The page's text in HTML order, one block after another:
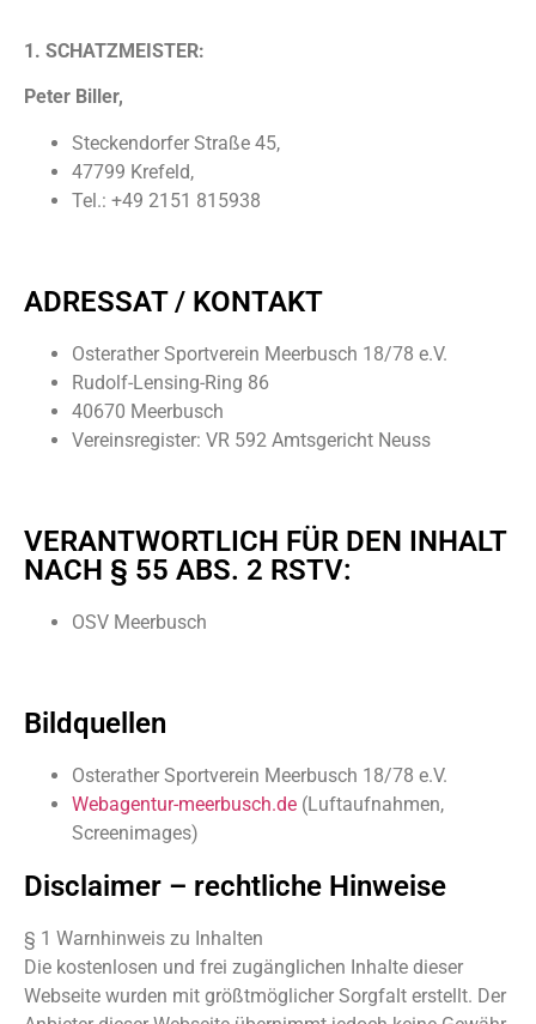
1. SCHATZMEISTER:
Peter Biller,
Steckendorfer Straße 45,
47799 Krefeld,
Tel.: +49 2151 815938
ADRESSAT / KONTAKT
Osterather Sportverein Meerbusch 18/78 e.V.
Rudolf-Lensing-Ring 86
40670 Meerbusch
Vereinsregister: VR 592 Amtsgericht Neuss
VERANTWORTLICH FÜR DEN INHALT
NACH § 55 ABS. 2 RSTV:
OSV Meerbusch
Bildquellen
Osterather Sportverein Meerbusch 18/78 e.V.
Webagentur-meerbusch.de (Luftaufnahmen,
Screenimages)
Disclaimer – rechtliche Hinweise
§ 1 Warnhinweis zu Inhalten
Die kostenlosen und frei zugänglichen Inhalte dieser
Webseite wurden mit größtmöglicher Sorgfalt erstellt. Der